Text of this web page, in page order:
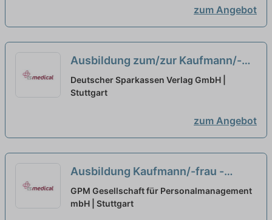
zum Angebot
Ausbildung zum/zur Kaufmann/-
frau für Büromanagement (m/w/d)
Schwerpunkt Finanzen
Deutscher Sparkassen Verlag GmbH |
Stuttgart
zum Angebot
Ausbildung Kaufmann/-frau -
Büromanagement (m/w/d) neu
GPM Gesellschaft für Personalmanagement
mbH | Stuttgart